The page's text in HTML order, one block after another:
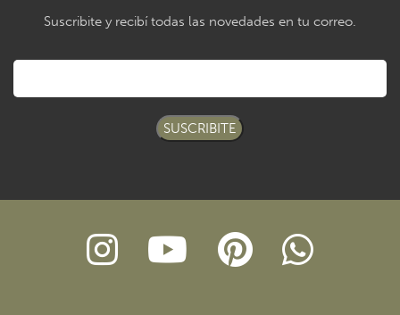
Suscribite y recibí todas las novedades en tu correo.
SUSCRIBITE